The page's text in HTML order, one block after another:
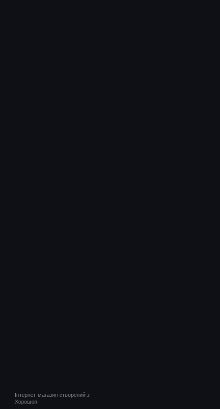
Інтернет-магазин створений з
Хорошоп